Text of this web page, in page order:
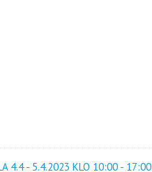
4.4 - 5.4.2023 KLO 10:00 - 17:00